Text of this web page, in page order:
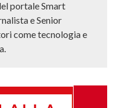
portale Smart
e Senior
come tecnologia e